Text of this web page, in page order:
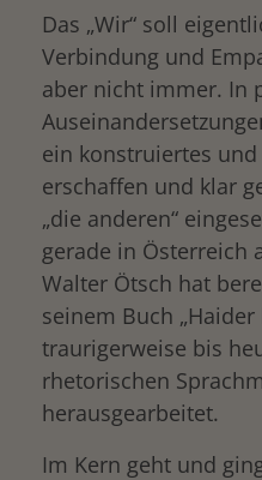
Das „Wir“ soll
Verbindung und
aber nicht immer. In
ein konstruiertes und
erschaffen und klar
„die anderen“
gerade in Österreich
Walter Ötsch hat
seinem Buch „Haider
traurigerweise bis
rhetorischen
herausgearbeitet.
Im Kern geht und